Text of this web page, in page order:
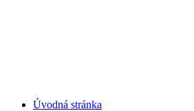
Úvodná stránka